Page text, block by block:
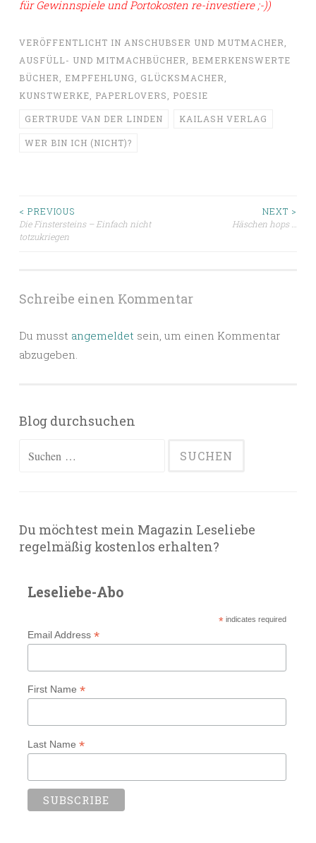
für Gewinnspiele und Portokosten re-investiere ;-))
VERÖFFENTLICHT IN ANSCHUBSER UND MUTMACHER
AUSFÜLL- UND MITMACHBÜCHER
BEMERKENSWERTE
BÜCHER
EMPFEHLUNG GLÜCKSMACHER
KUNSTWERKE
PAPERLOVERS POESIE
GERTRUDE VAN DER LINDEN KAILASH VERLAG
WER BIN ICH (NICHT)?
Beitragsnavigation
< PREVIOUS
Die Finstersteins – Einfach nicht
totzukriegen
NEXT >
Häschen hops …
Schreibe einen Kommentar
Du musst angemeldet sein, um einen Kommentar
abzugeben.
Blog durchsuchen
Suchen
Du möchtest mein Magazin Leseliebe
regelmäßig kostenlos erhalten?
Leseliebe-Abo
*indicates required
Email Address *
First Name *
Last Name *